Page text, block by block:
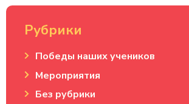
Рубрики
Победы наших учеников
Мероприятия
Без рубрики